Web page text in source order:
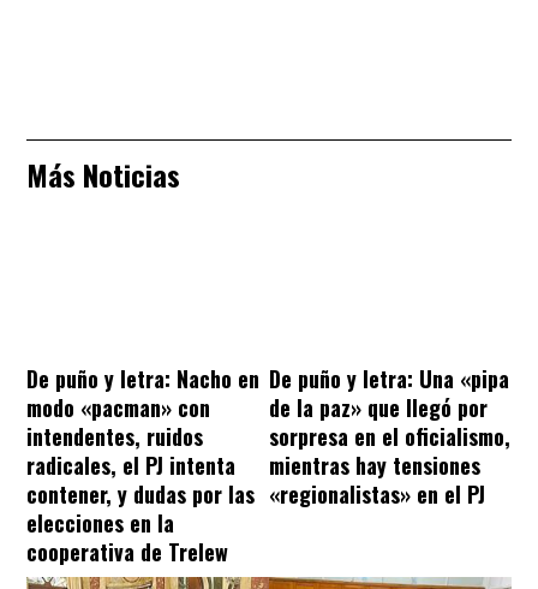
Más Noticias
De puño y letra: Nacho en
modo «pacman» con
intendentes, ruidos
radicales, el PJ intenta
contener, y dudas por las
elecciones en la
cooperativa de Trelew
De puño y letra: Una «pipa
de la paz» que llegó por
sorpresa en el oficialismo,
mientras hay tensiones
«regionalistas» en el PJ